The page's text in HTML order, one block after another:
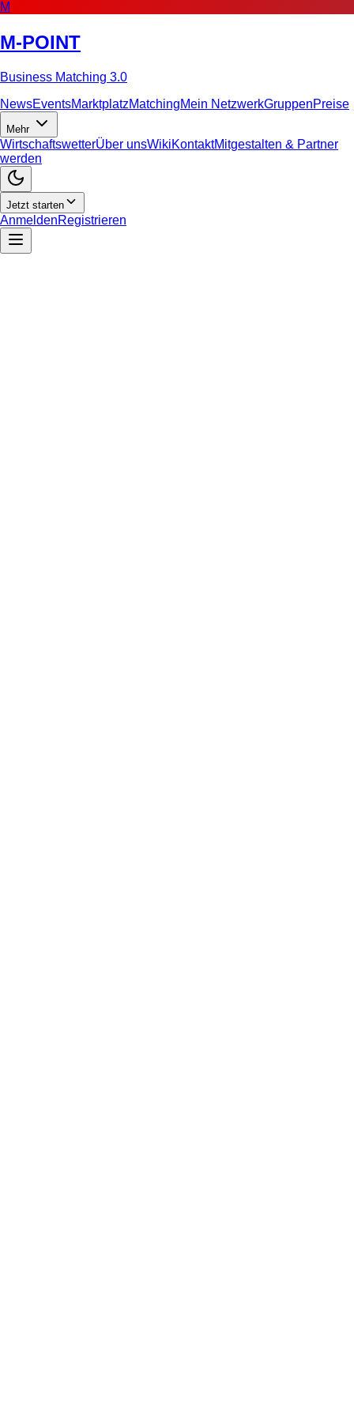
M
M-POINT
Business Matching 3.0
NewsEventsMarktplatzMatchingMein NetzwerkGruppenPreise
Mehr
WirtschaftswetterÜber unsWikiKontaktMitgestalten & Partner
werden
Jetzt starten
AnmeldenRegistrieren